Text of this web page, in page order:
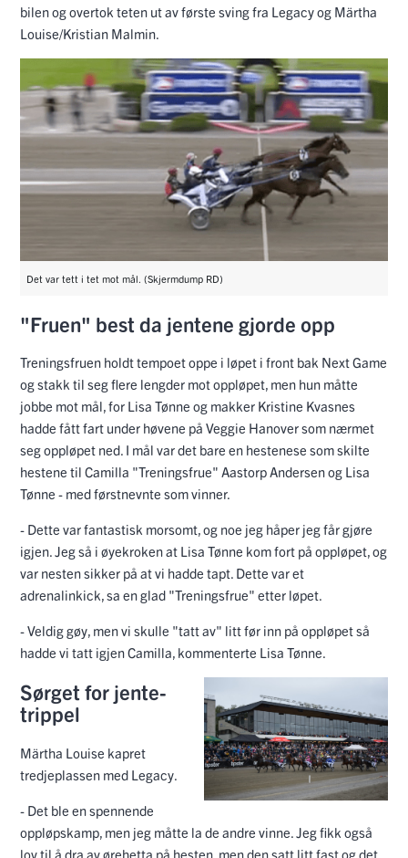
bilen og overtok teten ut av første sving fra Legacy og Märtha
Louise/Kristian Malmin.
Det var tett i tet mot mål. (Skjermdump RD)
"Fruen" best da jentene gjorde opp
Treningsfruen holdt tempoet oppe i løpet i front bak Next Game
og stakk til seg flere lengder mot oppløpet, men hun måtte
jobbe mot mål, for Lisa Tønne og makker Kristine Kvasnes
hadde fått fart under høvene på Veggie Hanover som nærmet
seg oppløpet ned. I mål var det bare en hestenese som skilte
hestene til Camilla "Treningsfrue" Aastorp Andersen og Lisa
Tønne - med førstnevnte som vinner.
- Dette var fantastisk morsomt, og noe jeg håper jeg får gjøre
igjen. Jeg så i øyekroken at Lisa Tønne kom fort på oppløpet, og
var nesten sikker på at vi hadde tapt. Dette var et
adrenalinkick, sa en glad "Treningsfrue" etter løpet.
- Veldig gøy, men vi skulle "tatt av" litt før inn på oppløpet så
hadde vi tatt igjen Camilla, kommenterte Lisa Tønne.
Sørget for jente-
trippel
Märtha Louise kapret
tredjeplassen med Legacy.
- Det ble en spennende
oppløpskamp, men jeg måtte la de andre vinne. Jeg fikk også
lov til å dra av ørehetta på hesten, men den satt litt fast og det